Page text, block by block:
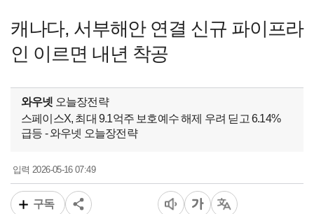
캐나다, 서부해안 연결 신규 파이프라
인 이르면 내년 착공
와우넷 오늘장전략
스페이스X, 최대 9.1억주 보호예수 해제 우려 딛고 6.14%
급등 - 와우넷 오늘장전략
입력2026-05-16 07:49
구독